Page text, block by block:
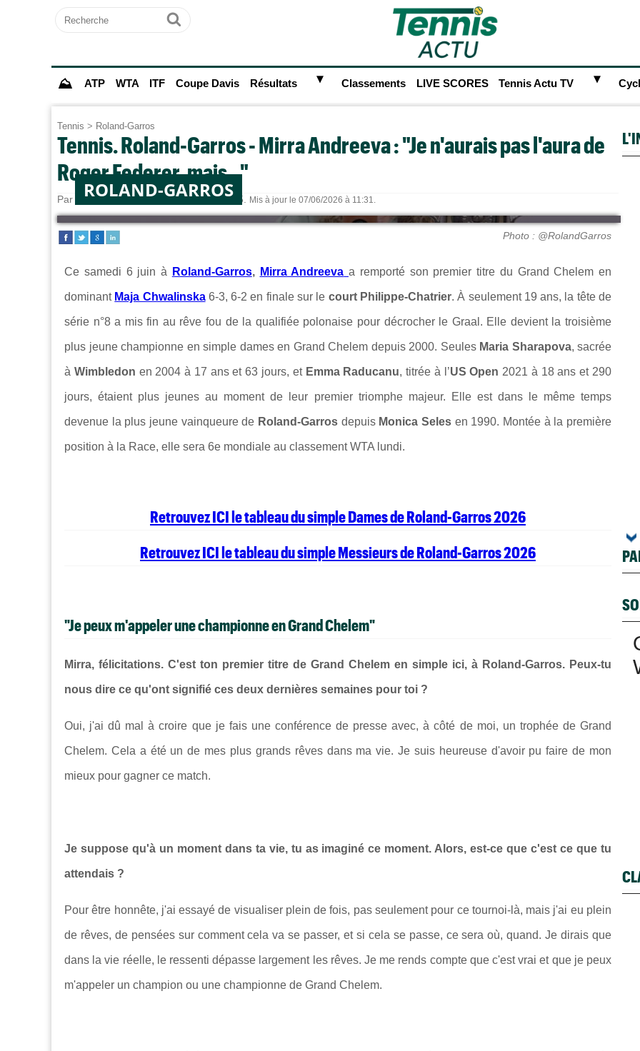
Recherche
Ok
⛰ ATP WTA ITF Coupe Davis Résultats ► Classements LIVE SCORES Tennis Actu TV ►
Tennis > Roland-Garros
Tennis. Roland-Garros - Mirra Andreeva : "Je n'aurais pas l'aura de
Roger Federer, mais..."
Par Paul MOUGINle 06/06/2026 à 20:15. Mis à jour le 07/06/2026 à 11:31.
ROLAND-GARROS
Photo : @RolandGarros
Ce samedi 6 juin à Roland-Garros, Mirra Andreeva a remporté son premier titre du Grand Chelem en
dominant Maja Chwalinska6-3, 6-2 en finale sur le court Philippe-Chatrier. À seulement 19 ans, la tête de
série n°8 a mis fin au rêve fou de la qualifiée polonaise pour décrocher le Graal. Elle devient la troisième
plus jeune championne en simple dames en Grand Chelem depuis 2000. Seules Maria Sharapova, sacrée
à Wimbledon en 2004 à 17 ans et 63 jours, etEmma Raducanu, titrée à l’US Open 2021 à 18 ans et 290
jours, étaient plus jeunes au moment de leur premier triomphe majeur. Elle est dans le même temps
devenue la plus jeune vainqueure de Roland-Garros depuis Monica Seles en 1990. Montée à la première
position à la Race, elle sera 6e mondiale au classement WTA lundi.
Retrouvez ICI le tableau du simple Dames de Roland-Garros 2026
Retrouvez ICI le tableau du simple Messieurs de Roland-Garros 2026
"Je peux m'appeler une championne en Grand Chelem"
Mirra, félicitations. C'est ton premier titre de Grand Chelem en simple ici, à Roland-Garros. Peux-tu
nous dire ce qu'ont signifié ces deux dernières semaines pour toi ?
Oui, j'ai dû mal à croire que je fais une conférence de presse avec, à côté de moi, un trophée de Grand
Chelem. Cela a été un de mes plus grands rêves dans ma vie. Je suis heureuse d'avoir pu faire de mon
mieux pour gagner ce match.
Je suppose qu'à un moment dans ta vie, tu as imaginé ce moment. Alors, est-ce que c'est ce que tu
attendais ?
Pour être honnête, j'ai essayé de visualiser plein de fois, pas seulement pour ce tournoi-là, mais j'ai eu plein
de rêves, de pensées sur comment cela va se passer, et si cela se passe, ce sera où, quand. Je dirais que
dans la vie réelle, le ressenti dépasse largement les rêves. Je me rends compte que c'est vrai et que je peux
m'appeler un champion ou une championne de Grand Chelem.